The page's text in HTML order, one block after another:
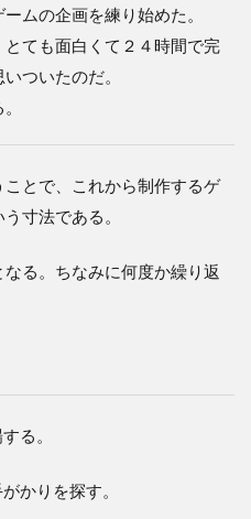
ムの企画を練り始めた。
ても面白くて２４時間で完
ついたのだ。
とで、これから制作するゲ
寸法である。
る。ちなみに何度か繰り返
る。
かりを探す。